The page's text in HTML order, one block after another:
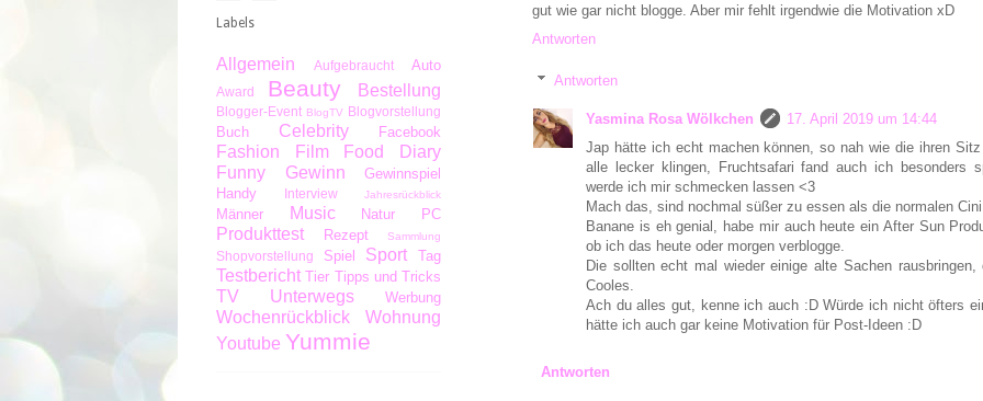
gut wie gar nicht blogge. Aber mir fehlt irgendwie die Motivation xD
Antworten
Antworten
Yasmina Rosa Wölkchen
17. April 2019 um 14:44
Jap hätte ich echt machen können, so nah wie die ihren
alle lecker klingen, Fruchtsafari fand auch ich besonders
werde ich mir schmecken lassen <3
Mach das, sind nochmal süßer zu essen als die normalen
Banane is eh genial, habe mir auch heute ein After Sun
ob ich das heute oder morgen verblogge.
Die sollten echt mal wieder einige alte Sachen
Cooles.
Ach du alles gut, kenne ich auch :D Würde ich nicht öfters
hätte ich auch gar keine Motivation für Post-Ideen :D
Antworten
Labels
Allgemein Aufgebraucht Auto
Award Beauty Bestellung
Blogger-Event BlogTV Blogvorstellung
Buch Celebrity Facebook
Fashion Film
Food Diary
Funny
Gewinn
Gewinnspiel
Handy
Interview Jahresrückblick
Männer Music Natur PC
Produkttest Rezept Sammlung
Shopvorstellung Spiel Sport Tag
Testbericht Tier Tipps und Tricks
TV Unterwegs Werbung
Wochenrückblick
Wohnung
Youtube Yummie